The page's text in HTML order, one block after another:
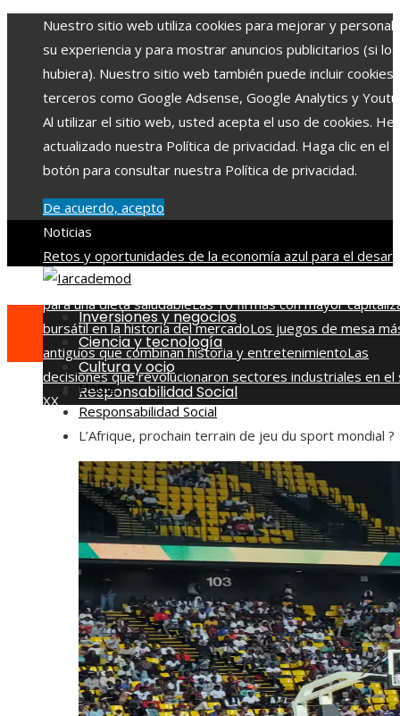
Nuestro sitio web utiliza cookies para mejorar y
su experiencia y para mostrar anuncios publicitarios (si los
hubiera). Nuestro sitio web también puede incluir cookies
terceros como Google Adsense, Google Analytics y
Al utilizar el sitio web, usted acepta el uso de cookies.
actualizado nuestra Política de privacidad. Haga clic en el
botón para consultar nuestra Política de privacidad.
De acuerdo, acepto
Noticias
Retos y oportunidades de la economía azul para el
en BeliceBeneficios de la vitamina C y qué alimentos la
para una dieta saludableLas 10 firmas con mayor
bursátil en la historia del mercadoLos juegos de mesa
antiguos que combinan historia y entretenimientoLas
decisiones que revolucionaron sectores industriales en el
XX
jueves, agosto 6
Inversiones y negocios
Ciencia y tecnología
Cultura y ocio
Responsabilidad Social
Home
Responsabilidad Social
L’Afrique, prochain terrain de jeu du sport mondial ?